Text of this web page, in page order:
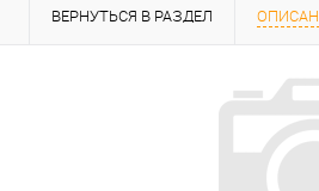
ВЕРНУТЬСЯ В РАЗДЕЛ